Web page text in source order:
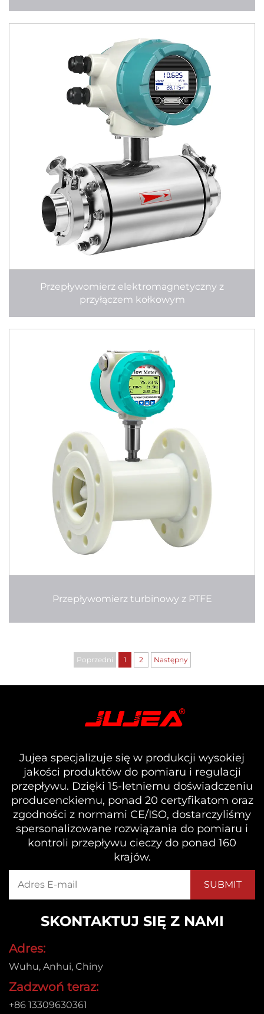
Przepływomierz elektromagnetyczny z
przyłączem kołkowym
Przepływomierz turbinowy z PTFE
Poprzedni 1 2 Następny
Jujea specjalizuje się w produkcji wysokiej
jakości produktów do pomiaru i regulacji
przepływu. Dzięki 15-letniemu doświadczeniu
producenckiemu, ponad 20 certyfikatom oraz
zgodności z normami CE/ISO, dostarczyliśmy
spersonalizowane rozwiązania do pomiaru i
kontroli przepływu cieczy do ponad 160
krajów.
SKONTAKTUJ SIĘ Z NAMI
Adres:
Wuhu, Anhui, Chiny
Zadzwoń teraz:
+86 13309630361